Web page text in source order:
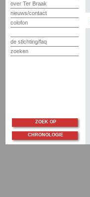
over Ter Braak
nieuws/contact
colofon
de stichting/faq
zoeken
ZOEK OP
CHRONOLOGIE